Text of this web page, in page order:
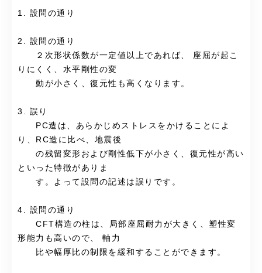
1. 設問の通り
2. 設問の通り
２次形状係数が一定値以上であれば、 座屈が起こ
りにくく、水平剛性の変
動が小さく、復元性も高くなります。
3. 誤り
PC造は、あらかじめストレスをかけることによ
り、RC造に比べ、地震後
の残留変形および剛性低下が小さく、復元性が高い
といった特徴がありま
す。よって設問の記述は誤りです。
4. 設問の通り
CFT構造の柱は、局部座屈耐力が大きく、塑性変
形能力も高いので、 軸力
比や幅厚比の制限を緩和することができます。